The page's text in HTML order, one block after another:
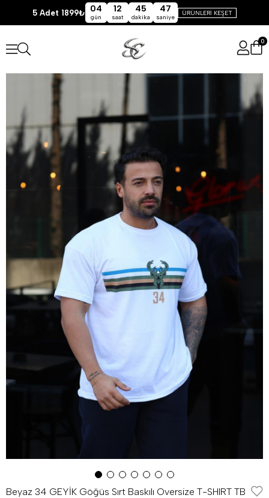
5 Adet 1899₺ 04
gün
12
saat
45
dakika
46
saniye
ÜRÜNLERİ KEŞET
0
Beyaz 34 GEYİK Göğüs Sırt Baskılı Oversize T-SHIRT TB